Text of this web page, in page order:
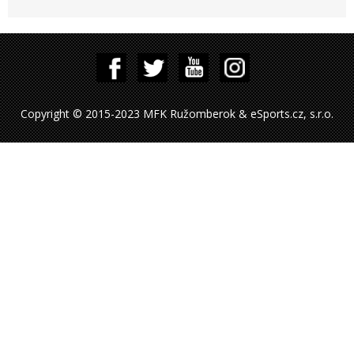
Copyright © 2015-2023 MFK Ružomberok & eSports.cz, s.r.o.